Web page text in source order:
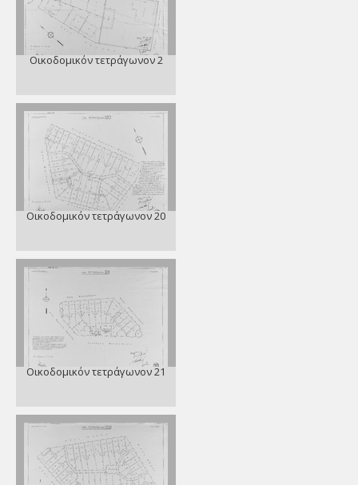
Οικοδομικόν τετράγωνον 2
Οικοδομικόν τετράγωνον 20
Οικοδομικόν τετράγωνον 21